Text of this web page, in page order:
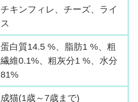
チキンフィレ、チーズ、ライ
ス
蛋白質14.5 %、脂肪1 %、粗
繊維0.1%、粗灰分1 %、水分
81%
成猫(1歳～7歳まで)